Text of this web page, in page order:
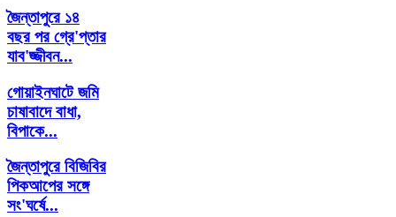
জৈন্তাপুরে ১৪
বছর পর গ্রে'প্তার
যাব'জ্জীবন...
গোয়াইনঘাটে জমি
চাষাবাদে বাধা,
বিপাকে...
জৈন্তাপুরে বিজিবির
পিকআপের সঙ্গে
সং'ঘর্ষে...